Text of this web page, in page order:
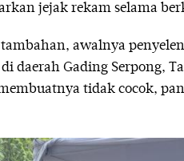
jejak rekam selama
awalnya
daerah Gading Serpong,
tidak cocok,